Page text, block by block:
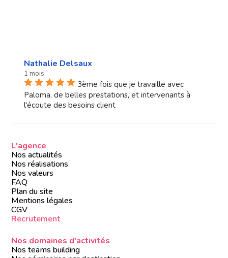
Nathalie Delsaux
1 mois
3ème fois que je travaille avec
Paloma, de belles prestations, et intervenants à
l'écoute des besoins client
L'agence
Nos actualités
Nos réalisations
Nos valeurs
FAQ
Plan du site
Mentions légales
CGV
Recrutement
Nos domaines d'activités
Nos teams building